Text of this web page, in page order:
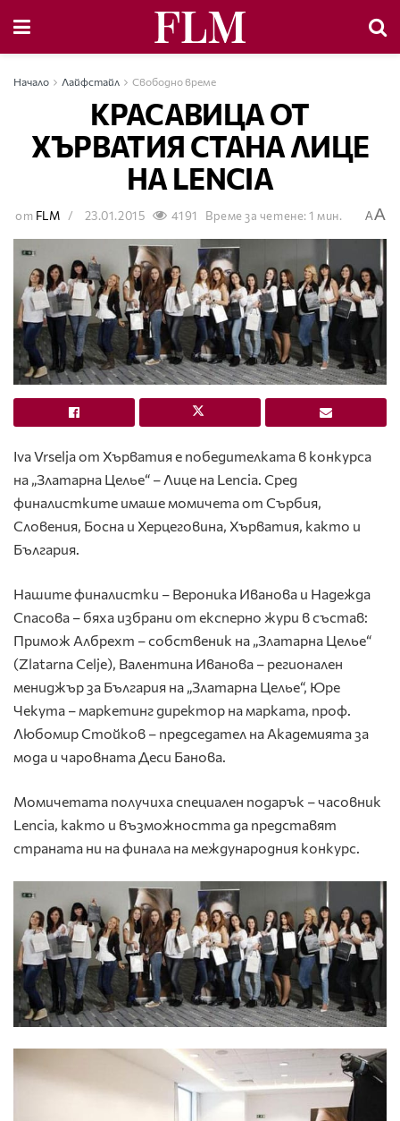
Начало Лайфстайл Свободно време
КРАСАВИЦА ОТ
ХЪРВАТИЯ СТАНА ЛИЦЕ
НА LENCIA
от FLM 23.01.2015 4191 Време за четене: 1 мин. AA
Iva Vrselja от Хърватия е победителката в конкурса
на „Златарна Целье“ – Лице на Lencia. Сред
финалистките имаше момичета от Сърбия,
Словения, Босна и Херцеговина, Хърватия, както и
България.
Нашите финалистки – Вероника Иванова и Надежда
Спасова – бяха избрани от експерно жури в състав:
Примож Албрехт – собственик на „Златарна Целье“
(Zlatarna Celje), Валентина Иванова – регионален
мениджър за България на „Златарна Целье“, Юре
Чекута – маркетинг директор на марката, проф.
Любомир Стойков – председател на Академията за
мода и чаровната Деси Банова.
Момичетата получиха специален подарък – часовник
Lencia, както и възможността да представят
страната ни на финала на международния конкурс.